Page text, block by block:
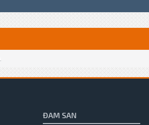
ĐAM SAN